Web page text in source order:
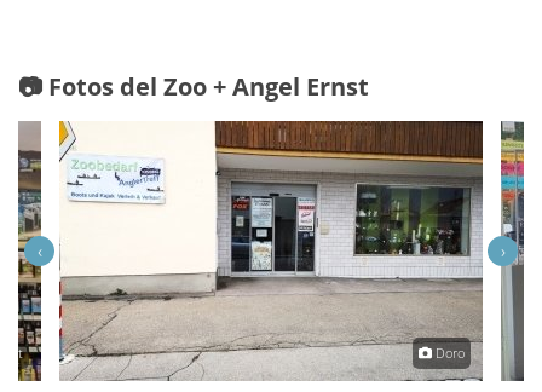
📷 Fotos del Zoo + Angel Ernst
Doro
‹ ›